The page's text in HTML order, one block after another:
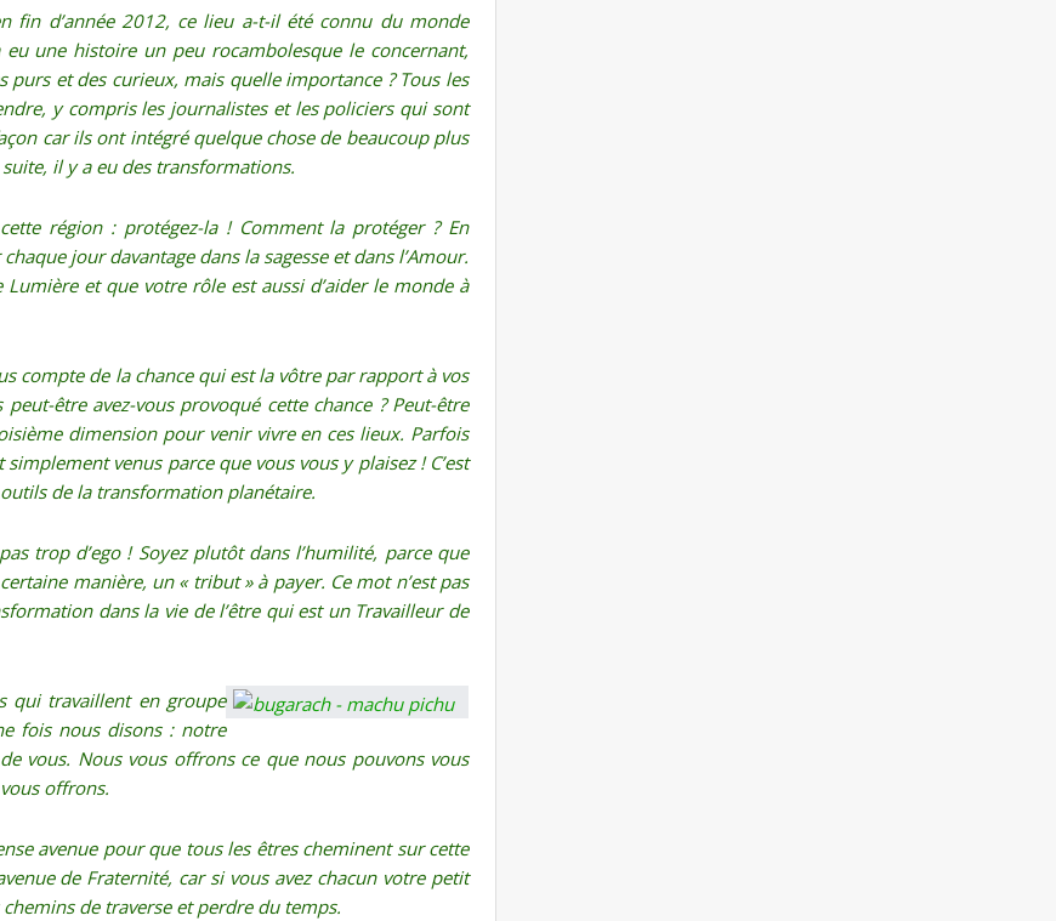
fin d’année 2012, ce lieu a-t-il été connu du monde
une histoire un peu rocambolesque le concernant,
et des curieux, mais quelle importance ? Tous les
y compris les journalistes et les policiers qui sont
car ils ont intégré quelque chose de beaucoup plus
il y a eu des transformations.
région : protégez-la ! Comment la protéger ? En
jour davantage dans la sagesse et dans l’Amour.
et que votre rôle est aussi d’aider le monde à
compte de la chance qui est la vôtre par rapport à vos
être avez-vous provoqué cette chance ? Peut-être
dimension pour venir vivre en ces lieux. Parfois
venus parce que vous vous y plaisez ! C’est
de la transformation planétaire.
trop d’ego ! Soyez plutôt dans l’humilité, parce que
manière, un « tribut » à payer. Ce mot n’est pas
dans la vie de l’être qui est un Travailleur de
qui travaillent en groupe
fois nous disons : notre
vous. Nous vous offrons ce que nous pouvons vous
offrons.
avenue pour que tous les êtres cheminent sur cette
de Fraternité, car si vous avez chacun votre petit
de traverse et perdre du temps.